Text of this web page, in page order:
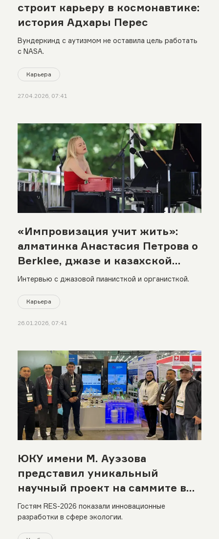
строит карьеру в космонавтике:
история Адхары Перес
Вундеркинд с аутизмом не оставила цель работать
с NASA.
Карьера
27.04.2026, 07:41
«Импровизация учит жить»:
алматинка Анастасия Петрова о
Berklee, джазе и казахской
музыке
Интервью с джазовой пианисткой и органисткой.
Карьера
26.01.2026, 07:41
ЮКУ имени М. Ауэзова
представил уникальный
научный проект на саммите в
Астане
Гостям RES-2026 показали инновационные
разработки в сфере экологии.